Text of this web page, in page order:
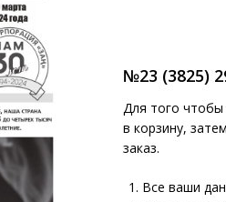
№23 (3825)
Для того чтобы
в корзину,
заказ.
Все ваши